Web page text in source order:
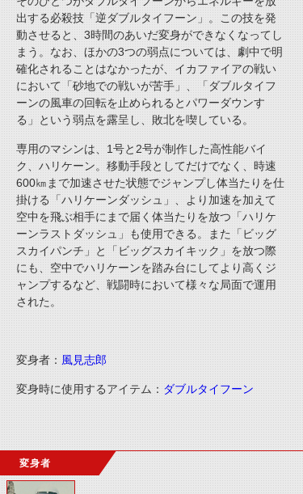
出する必殺技「逆ダブルタイフーン」。この技を発
動させると、3時間のあいだ変身ができなくなってし
まう。なお、ほかの3つの弱点については、劇中で明
確化されることはなかったが、イカファイアの戦い
において「砂地での戦いが苦手」、「ダブルタイフ
ーンの風車の回転を止められるとパワーダウンす
る」という弱点を露呈し、敗北を喫している。
専用のマシンは、1号と2号が制作した高性能バイ
ク、ハリケーン。移動手段としてだけでなく、時速
600㎞まで加速させた状態でジャンプし体当たりを仕
掛ける「ハリケーンダッシュ」、より加速を加えて
空中を飛ぶ相手にまで届く体当たりを放つ「ハリケ
ーンラストダッシュ」も使用できる。また「ビッグ
スカイパンチ」と「ビッグスカイキック」を放つ際
にも、空中でハリケーンを踏み台にしてより高くジ
ャンプするなど、戦闘時において様々な局面で運用
された。
変身者： 風見志郎
変身時に使用するアイテム： ダブルタイフーン
変身者